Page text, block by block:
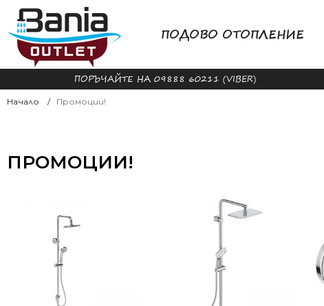
ПОДОВО ОТОПЛЕНИЕ
ПОРЪЧАЙТЕ НА 09888 60211 (VIBER)
Начало Промоции!
ПРОМОЦИИ!